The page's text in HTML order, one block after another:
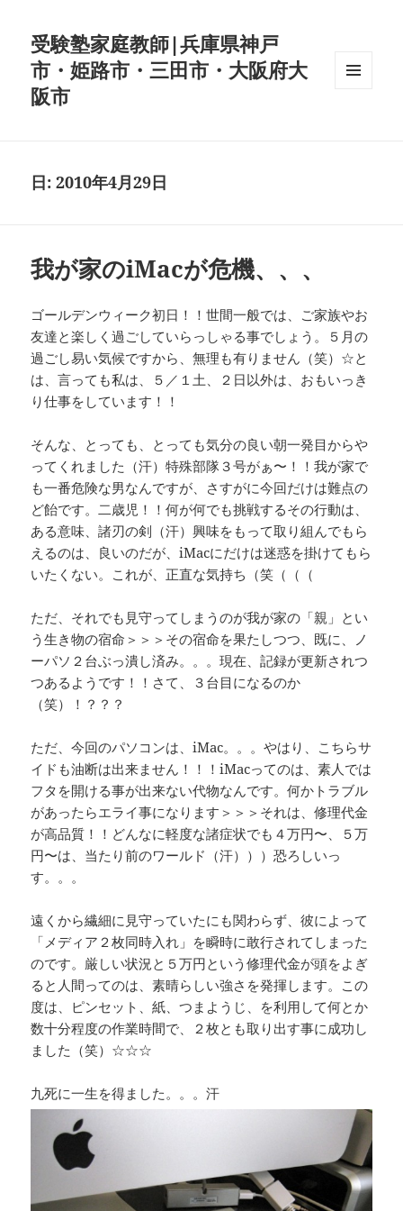
受験塾家庭教師|兵庫県神戸
市・姫路市・三田市・大阪府大
阪市
日:2010年4月29日
我が家のiMacが危機、、、
ゴールデンウィーク初日！！世間一般では、ご家族やお
友達と楽しく過ごしていらっしゃる事でしょう。５月の
過ごし易い気候ですから、無理も有りません（笑）☆と
は、言っても私は、５／１土、２日以外は、おもいっき
り仕事をしています！！
そんな、とっても、とっても気分の良い朝一発目からや
ってくれました（汗）特殊部隊３号がぁ〜！！我が家で
も一番危険な男なんですが、さすがに今回だけは難点の
ど飴です。二歳児！！何が何でも挑戦するその行動は、
ある意味、諸刃の剣（汗）興味をもって取り組んでもら
えるのは、良いのだが、iMacにだけは迷惑を掛けてもら
いたくない。これが、正直な気持ち（笑（（（
ただ、それでも見守ってしまうのが我が家の「親」とい
う生き物の宿命＞＞＞その宿命を果たしつつ、既に、ノ
ーパソ２台ぶっ潰し済み。。。現在、記録が更新されつ
つあるようです！！さて、３台目になるのか
（笑）！？？？
ただ、今回のパソコンは、iMac。。。やはり、こちらサ
イドも油断は出来ません！！！iMacってのは、素人では
フタを開ける事が出来ない代物なんです。何かトラブル
があったらエライ事になります＞＞＞それは、修理代金
が高品質！！どんなに軽度な諸症状でも４万円〜、５万
円〜は、当たり前のワールド（汗）））恐ろしいっ
す。。。
遠くから繊細に見守っていたにも関わらず、彼によって
「メディア２枚同時入れ」を瞬時に敢行されてしまった
のです。厳しい状況と５万円という修理代金が頭をよぎ
ると人間ってのは、素晴らしい強さを発揮します。この
度は、ピンセット、紙、つまようじ、を利用して何とか
数十分程度の作業時間で、２枚とも取り出す事に成功し
ました（笑）☆☆☆
九死に一生を得ました。。。汗